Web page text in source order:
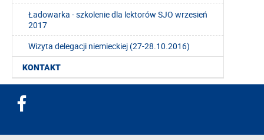
Ładowarka - szkolenie dla lektorów SJO wrzesień
2017
Wizyta delegacji niemieckiej (27-28.10.2016)
KONTAKT